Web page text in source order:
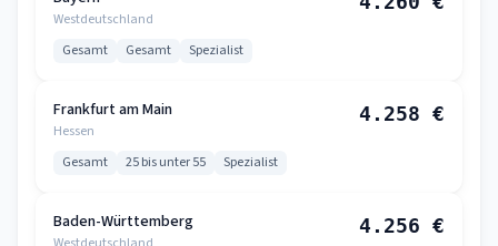
Westdeutschland
Gesamt Gesamt Spezialist
Frankfurt am Main
Hessen
4.258 €
Gesamt 25 bis unter 55 Spezialist
Baden-Württemberg 4.256 €